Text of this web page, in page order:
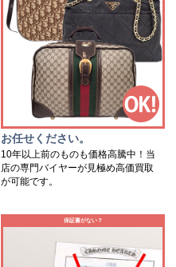
お任せください。
10年以上前のものも価格高騰中！当
店の専門バイヤーが見極め高価買取
が可能です。
保証書がない？